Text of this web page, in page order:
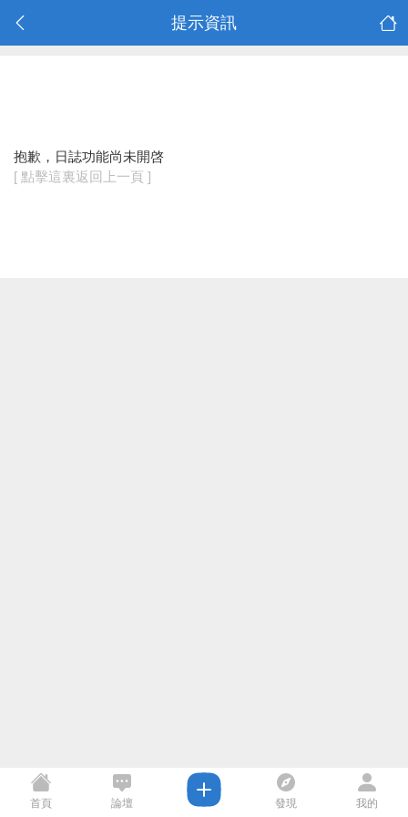
提示資訊
抱歉，日誌功能尚未開啓
[ 點擊這裏返回上一頁 ]
首頁 論壇 發現 我的